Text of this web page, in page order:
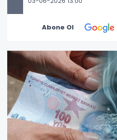
Abone Ol